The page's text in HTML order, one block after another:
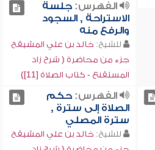
الفهرس:جلسة
الاستراحة , السجود
والرفع منه
للشيخ: خالد بن علي المشيقح
جزء من محاضرة ( شرح زاد
المستقنع - كتاب الصلاة [11])
الفهرس:حكم
الصلاة إلى سترة ,
سترة المصلي
للشيخ: خالد بن علي المشيقح